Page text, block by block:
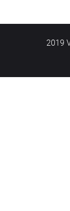
2019